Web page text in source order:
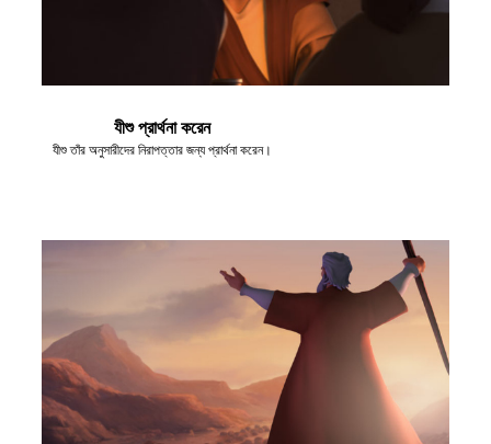
যীশু প্রার্থনা করেন
যীশু তাঁর অনুসারীদের নিরাপত্তার জন্য প্রার্থনা করেন।